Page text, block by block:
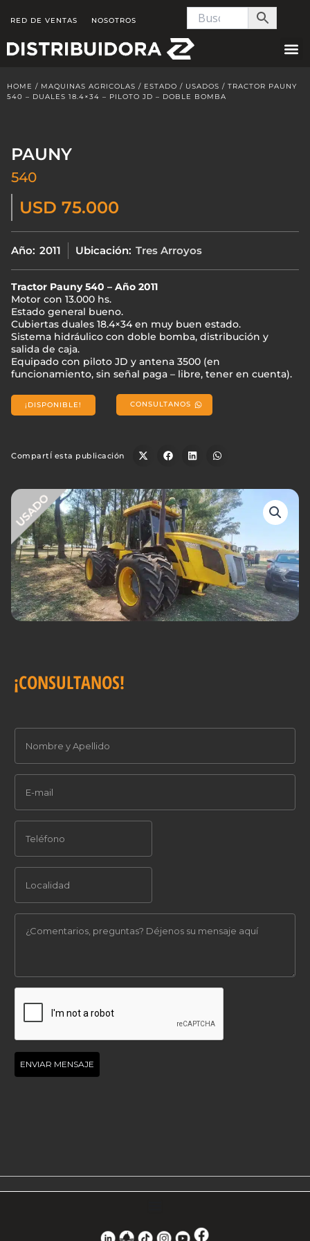
content
RED DE VENTAS NOSOTROS
HOME / MAQUINAS AGRICOLAS / ESTADO / USADOS / TRACTOR PAUNY
540 – DUALES 18.4×34 – PILOTO JD – DOBLE BOMBA
PAUNY
540
USD 75.000
Año: 2011 Ubicación: Tres Arroyos
Tractor Pauny 540 – Año 2011
Motor con 13.000 hs.
Estado general bueno.
Cubiertas duales 18.4×34 en muy buen estado.
Sistema hidráulico con doble bomba, distribución y
salida de caja.
Equipado con piloto JD y antena 3500 (en
funcionamiento, sin señal paga – libre, tener en cuenta).
¡DISPONIBLE! CONSULTANOS
CompartÍ esta publicación
¡CONSULTANOS!